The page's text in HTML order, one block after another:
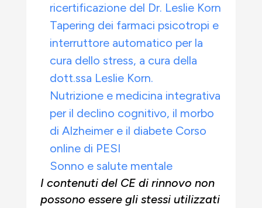
ricertificazione del Dr. Leslie Korn
Tapering dei farmaci psicotropi e
interruttore automatico per la
cura dello stress, a cura della
dott.ssa Leslie Korn.
Nutrizione e medicina integrativa
per il declino cognitivo, il morbo
di Alzheimer e il diabete Corso
online di PESI
Sonno e salute mentale
I contenuti del CE di rinnovo non
possono essere gli stessi utilizzati